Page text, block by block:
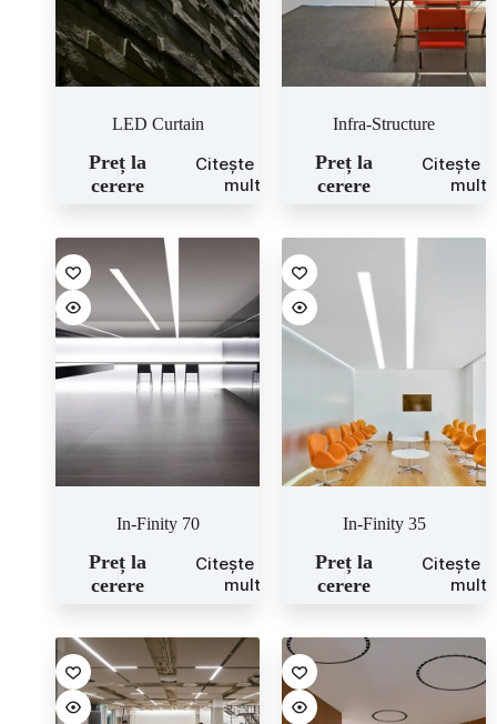
LED Curtain
Preț la
cerere
Citește mai
mult
Infra-Structure
Preț la
cerere
Citește
mult
In-Finity 70
Preț la
cerere
Citește mai
mult
In-Finity 35
Preț la
cerere
Citește
mult